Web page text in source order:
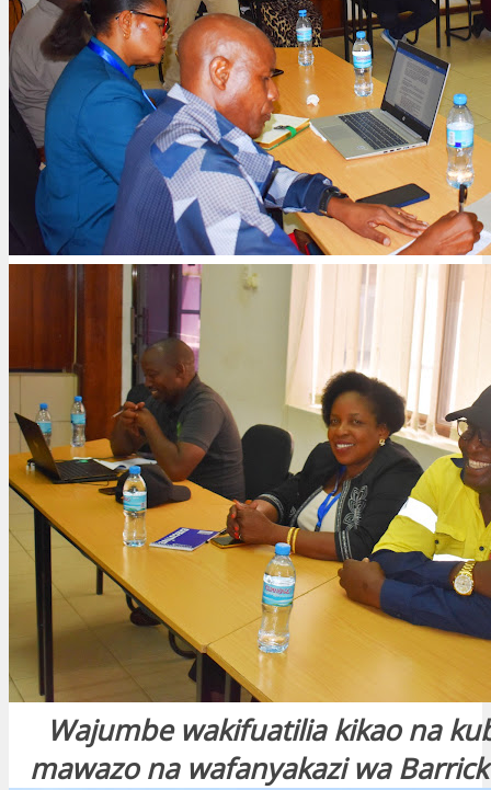
Wajumbe wakifuatilia kikao na
mawazo na wafanyakazi wa